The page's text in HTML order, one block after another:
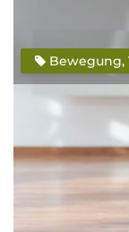
Bewegung,
Stuhl-Yoga
auf dem
praktiziert